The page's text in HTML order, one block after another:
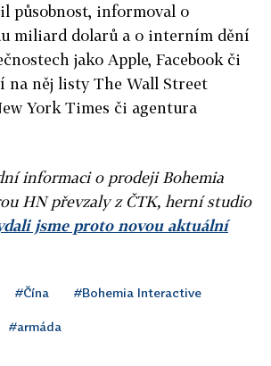
působnost, informoval o
miliard dolarů a o interním dění
jako Apple, Facebook či
na něj listy The Wall Street
York Times či agentura
informaci o prodeji Bohemia
HN převzaly z ČTK, herní studio
jsme proto novou aktuální
#Čína #Bohemia Interactive
#armáda